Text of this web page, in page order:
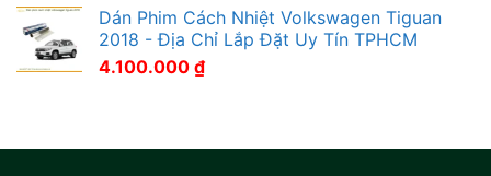
Dán Phim Cách Nhiệt Volkswagen Tiguan
2018 - Địa Chỉ Lắp Đặt Uy Tín TPHCM
4.100.000 ₫